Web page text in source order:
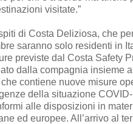
visitate.”
di Costa Deliziosa, che
saranno solo residenti in
previste dal Costa Safety
dalla compagnia insieme
contiene nuove misure
della situazione
alle disposizioni in
ed europee. All’arrivo al